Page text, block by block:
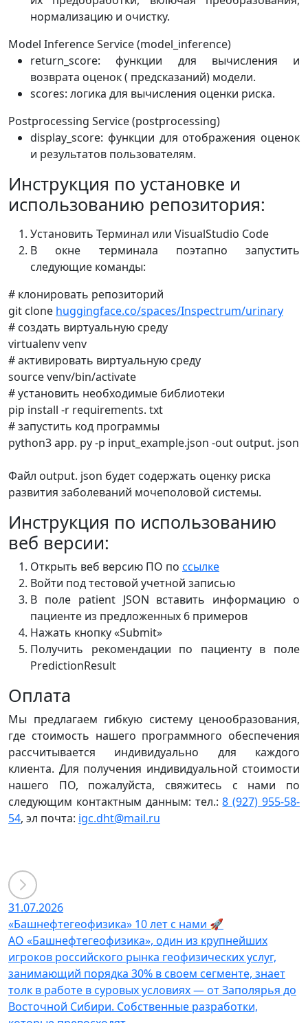
нормализацию и очистку.
Model Inference Service (model_inference)
return_score: функции для вычисления и
возврата оценок ( предсказаний) модели.
scores: логика для вычисления оценки риска.
Postprocessing Service (postprocessing)
display_score: функции для отображения оценок
и результатов пользователям.
Инструкция по установке и
использованию репозитория:
Установить Терминал или VisualStudio Code
В окне терминала поэтапно запустить
следующие команды:
# клонировать репозиторий
git clone huggingface.co/spaces/Inspectrum/urinary
# создать виртуальную среду
virtualenv venv
# активировать виртуальную среду
source venv/bin/activate
# установить необходимые библиотеки
pip install -r requirements. txt
# запустить код программы
python3 app. py -p input_example.json -out output. json
Файл output. json будет содержать оценку риска
развития заболеваний мочеполовой системы.
Инструкция по использованию
веб версии:
Открыть веб версию ПО по ссылке
Войти под тестовой учетной записью
В поле patient JSON вставить информацию о
пациенте из предложенных 6 примеров
Нажать кнопку «Submit»
Получить рекомендации по пациенту в поле
PredictionResult
Оплата
Мы предлагаем гибкую систему ценообразования,
где стоимость нашего программного обеспечения
рассчитывается индивидуально для каждого
клиента. Для получения индивидуальной стоимости
нашего ПО, пожалуйста, свяжитесь с нами по
следующим контактным данным: тел.:8 (927) 955-58-
54, эл почта: igc.dht@mail.ru
31.07.2026
«Башнефтегеофизика» 10 лет с нами 🚀
АО «Башнефтегеофизика», один из крупнейших
игроков российского рынка геофизических услуг,
занимающий порядка 30% в своем сегменте, знает
толк в работе в суровых условиях — от Заполярья до
Восточной Сибири. Собственные разработки,